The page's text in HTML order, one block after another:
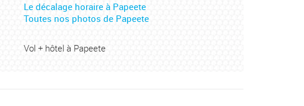
Le décalage horaire à Papeete
Toutes nos photos de Papeete
Vol + hôtel à Papeete